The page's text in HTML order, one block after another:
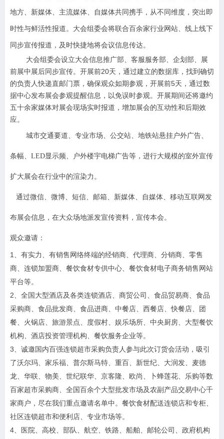
地方、新媒体、主流媒体、自媒体共同携手，从不同维度，突出即
时性与鲜活性报道。大会组委会将联合百余家行业网站、线上线下
同步宣传报道，及时快捷地将会议信息传达。
大会组委会设立大会信息推广部、客服服务部、企划部、展
前展中展后同步宣传。开展前20天，通过建立的数据库，找到确切
的负责人快递直邮门票，确保观众如期参观，开展前5天，通过数
据中心发布展会参观提醒信息，以免误时参观。开展期间还将邀约
五十余家媒体对展会现场实时报道，增加展会的互动性和后期效
应。
城市交通要道、专业市场、公交站、地铁站悬挂户外广告、
条幅、LED显示频、户外楼宇电梯广告等，进行大规模的室外宣传
扩大展会在行业中的渲染力。
通过微信、微博、短信、邮箱、新媒体、自媒体、移动互联网发
布展会信息，在大众场地派发宣传资料，宣传本会。
观众邀请：
1
、有实力、有销售网络终端的经销商、代理商、分销商、零售
商、连锁加盟商、餐饮食材专供中心、餐饮食材电子商务销售网站
平台等。
2 、全国大型酒店及各类连锁酒店、商贸公司、食品贸易商、食品
采购商、食品批发商、食品进商、中餐店、西餐店、快餐店、团
餐、火锅店、旅游景点、度假村、娱乐场所、中央厨房、大型餐饮
机构、酒店投资管理机构、餐饮服务企业等。
3 、诚邀国内百强连锁超市采购负责人参与此次订货会活动，吸引
了沃尔玛、家乐福、普尔斯马特、重百、新世纪、大润发、麦德
龙、华联、物美、世纪联华、京客隆、欧尚、卜蜂莲花、乐购等数
百家超市采购商、全国百余个大型批发市场及农副产品交易中心千
家商户，尽在我们重点邀请名单中。餐饮食材配送连锁店和专柜、
社区连锁超市和便利店、专业市场等。
4 、医院、高校、部队、航空、铁路、船舶、邮轮公司、政府机构